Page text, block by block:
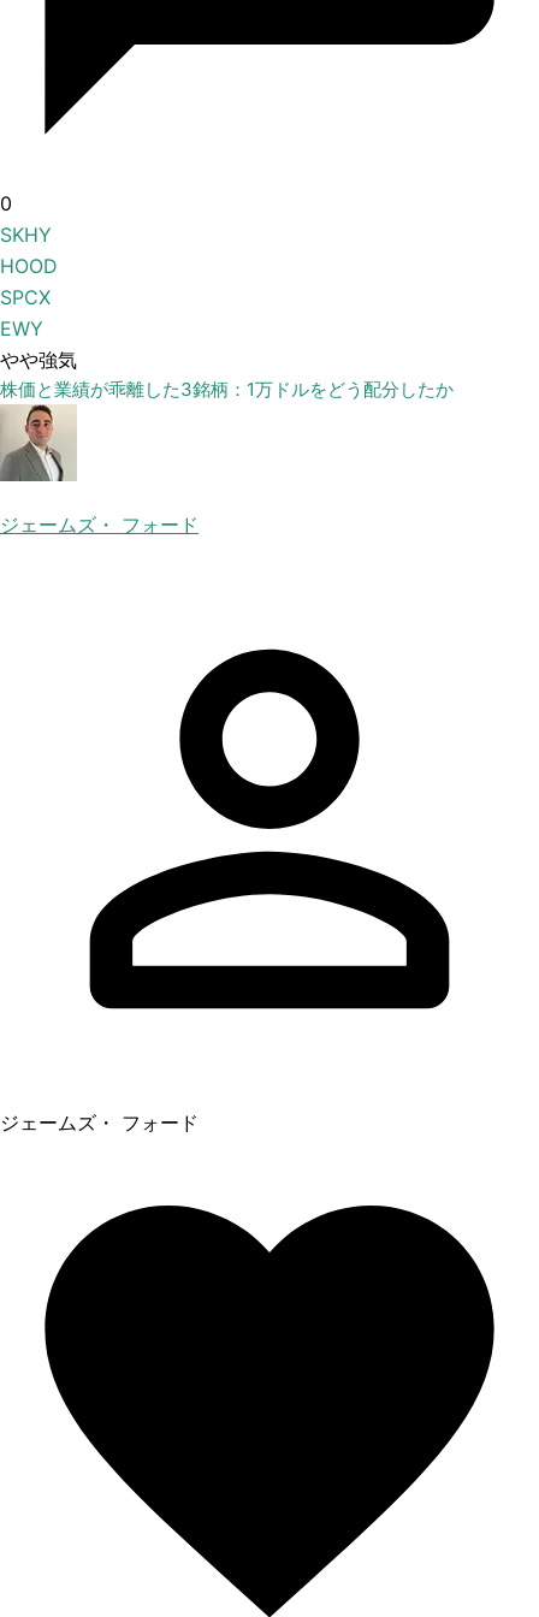
0
SKHY
HOOD
SPCX
EWY
やや強気
株価と業績が乖離した3銘柄：1万ドルをどう配分したか
ジェームズ・ フォード
ジェームズ・ フォード